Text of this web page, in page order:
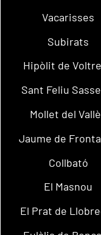
Vacarisses
Subirats
Hipòlit de
Sant Feliu
Mollet del
Jaume de
Collbató
El Masnou
El Prat de